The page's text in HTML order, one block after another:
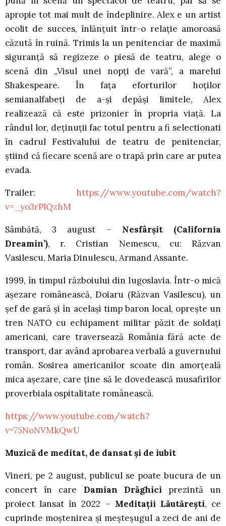
apropie tot mai mult de îndeplinire. Alex e un artist
ocolit de succes, înlănțuit într-o relație amoroasă
căzută în ruină. Trimis la un penitenciar de maximă
siguranță să regizeze o piesă de teatru, alege o
scenă din „Visul unei nopți de vară”, a marelui
Shakespeare. În fața eforturilor hoților
semianalfabeți de a-și depăși limitele, Alex
realizează că este prizonier în propria viață. La
rândul lor, deținuții fac totul pentru a fi selectionati
în cadrul Festivalului de teatru de penitenciar,
știind că fiecare scenă are o trapă prin care ar putea
evada.
Trailer: https://www.youtube.com/watch?
v=_yo3rPlQzhM
Sâmbătă, 3 august – Nesfârșit (California
Dreamin’), r. Cristian Nemescu, cu: Răzvan
Vasilescu, Maria Dinulescu, Armand Assante.
1999, în timpul războiului din Iugoslavia. Într-o mică
așezare românească, Doiaru (Răzvan Vasilescu), un
șef de gară și în același timp baron local, oprește un
tren NATO cu echipament militar păzit de soldați
americani, care traversează România fără acte de
transport, dar având aprobarea verbală a guvernului
român. Sosirea americanilor scoate din amorțeală
mica așezare, care ține să le dovedească musafirilor
proverbiala ospitalitate românească.
https://www.youtube.com/watch?
v=75NoNVMkQwU
Muzică de meditat, de dansat și de iubit
Vineri, pe 2 august, publicul se poate bucura de un
concert în care Damian Drăghici prezintă un
proiect lansat în 2022 – Meditații Lăutărești, ce
cuprinde moștenirea și meșteșugul a zeci de ani de